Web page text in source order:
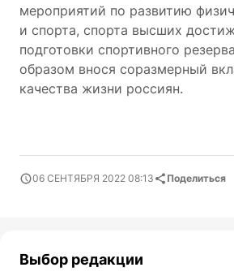
мероприятий по развитию
и спорта, спорта высших
подготовки спортивного
образом внося соразмерный
качества жизни россиян.
06 СЕНТЯБРЯ 2022 08:13 Поделиться
Выбор редакции